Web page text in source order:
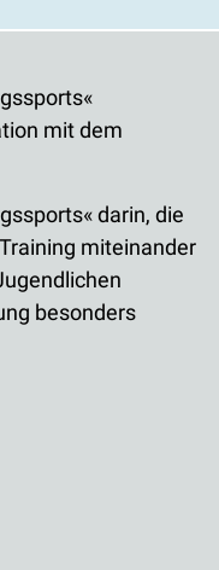
mit dem
darin, die
miteinander
besonders